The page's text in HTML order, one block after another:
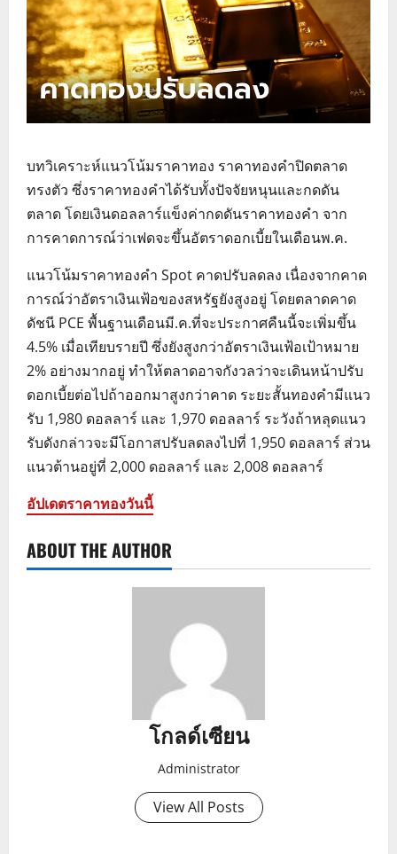
บทวิเคราะห์แนวโน้มราคาทอง ราคาทองคำปิดตลาด
ทรงตัว ซึ่งราคาทองคำได้รับทั้งปัจจัยหนุนและกดดัน
ตลาด โดยเงินดอลลาร์แข็งค่ากดดันราคาทองคำ จาก
การคาดการณ์ว่าเฟดจะขึ้นอัตราดอกเบี้ยในเดือนพ.ค.
แนวโน้มราคาทองคำ Spot คาดปรับลดลง เนื่องจากคาด
การณ์ว่าอัตราเงินเฟ้อของสหรัฐยังสูงอยู่ โดยตลาดคาด
ดัชนี PCE พื้นฐานเดือนมี.ค.ที่จะประกาศคืนนี้จะเพิ่มขึ้น
4.5% เมื่อเทียบรายปี ซึ่งยังสูงกว่าอัตราเงินเฟ้อเป้าหมาย
2% อย่างมากอยู่ ทำให้ตลาดอาจกังวลว่าจะเดินหน้าปรับ
ดอกเบี้ยต่อไปถ้าออกมาสูงกว่าคาด ระยะสั้นทองคำมีแนว
รับ 1,980 ดอลลาร์ และ 1,970 ดอลลาร์ ระวังถ้าหลุดแนว
รับดังกล่าวจะมีโอกาสปรับลดลงไปที่ 1,950 ดอลลาร์ ส่วน
แนวต้านอยู่ที่ 2,000 ดอลลาร์ และ 2,008 ดอลลาร์
อัปเดตราคาทองวันนี้
ABOUT THE AUTHOR
โกลด์เซียน
Administrator
View All Posts